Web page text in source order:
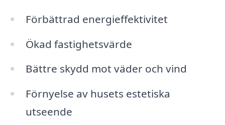
Förbättrad energieffektivitet
Ökad fastighetsvärde
Bättre skydd mot väder och vind
Förnyelse av husets estetiska
utseende